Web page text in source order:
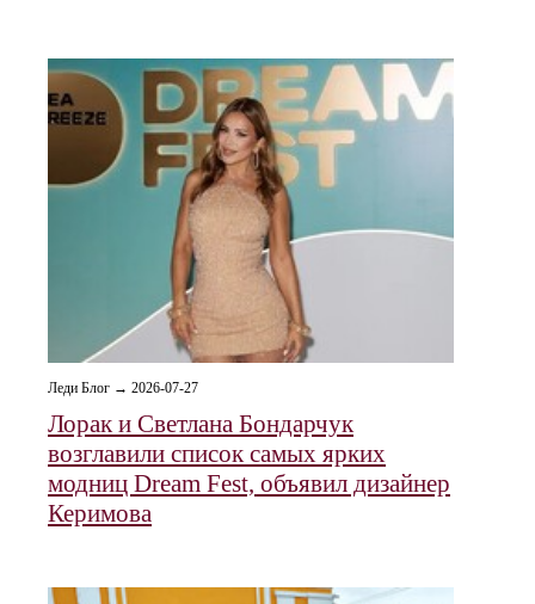
Леди Блог → 2026-07-27
Лорак и Светлана Бондарчук
возглавили список самых ярких
модниц Dream Fest, объявил дизайнер
Керимова